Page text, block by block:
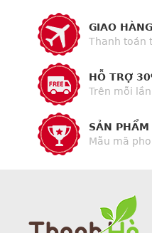
GIAO
Thanh toán
HỖ TRỢ
Trên mỗi
SẢN PHẨM
Mẫu mã